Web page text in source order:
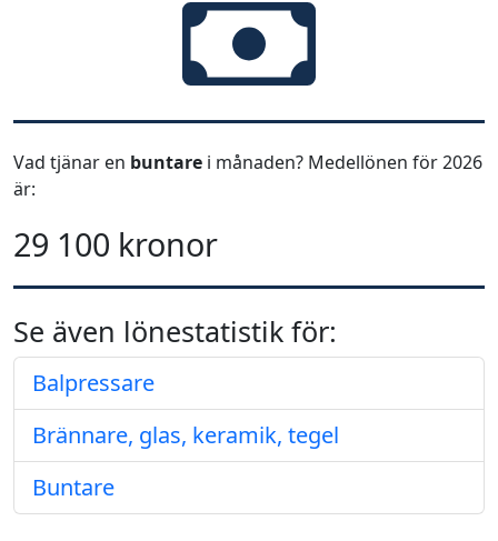
Vad tjänar en buntare i månaden? Medellönen för 2026
är:
29 100 kronor
Se även lönestatistik för:
Balpressare
Brännare, glas, keramik, tegel
Buntare